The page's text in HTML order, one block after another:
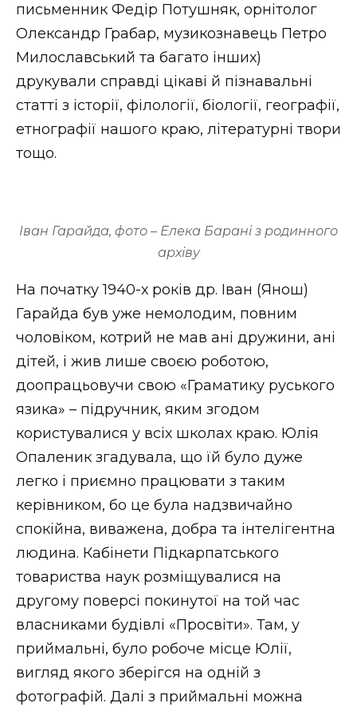
письменник Федір Потушняк, орнітолог
Олександр Грабар, музикознавець Петро
Милославський та багато інших)
друкували справді цікаві й пізнавальні
статті з історії, філології, біології, географії,
етнографії нашого краю, літературні твори
тощо.
Іван Гарайда, фото – Елека Барані з родинного
архіву
На початку 1940-х років др. Іван (Янош)
Гарайда був уже немолодим, повним
чоловіком, котрий не мав ані дружини, ані
дітей, і жив лише своєю роботою,
доопрацьовучи свою «Граматику руського
язика» – підручник, яким згодом
користувалися у всіх школах краю. Юлія
Опаленик згадувала, що їй було дуже
легко і приємно працювати з таким
керівником, бо це була надзвичайно
спокійна, виважена, добра та інтелігентна
людина. Кабінети Підкарпатського
товариства наук розміщувалися на
другому поверсі покинутої на той час
власниками будівлі «Просвіти». Там, у
приймальні, було робоче місце Юлії,
вигляд якого зберігся на одній з
фотографій. Далі з приймальні можна